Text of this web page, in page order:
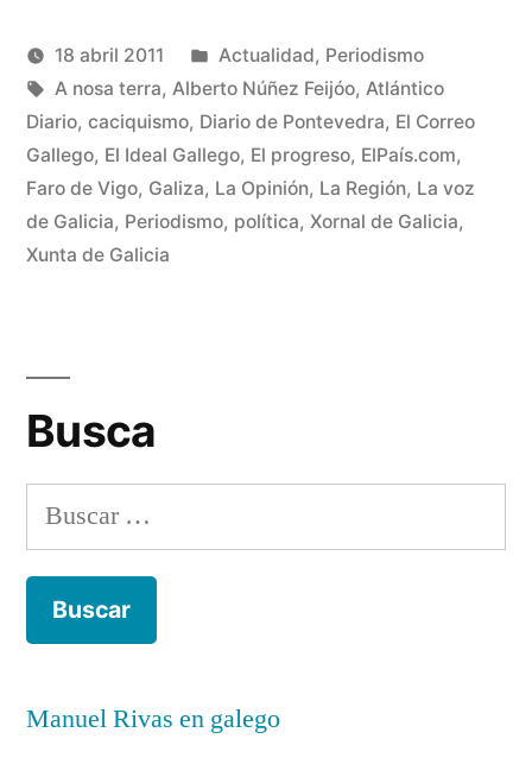
una
ventana
una
ventana
Publicado
por
Manuel
Rivas
Álvarez
18 abril 2011
Publicado
en
Actualidad, Periodismo
Etiquetas:
A nosa terra, Alberto Núñez Feijóo, Atlántico
Diario, caciquismo, Diario de Pontevedra, El Correo
Gallego, El Ideal Gallego, El progreso, ElPaís.com,
Faro de Vigo, Galiza, La Opinión, La Región, La voz
de Galicia, Periodismo, política, Xornal de Galicia,
Xunta de Galicia
Busca
Buscar:
Manuel Rivas en galego